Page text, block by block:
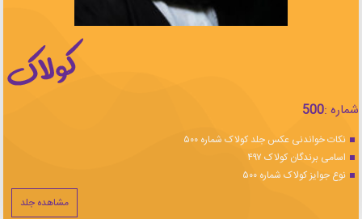
شماره :500
نکات خواندنی عکس جلد کولاک شماره ۵۰۰
اسامی برندگان کولاک ۴۹۷
نوع جوایز کولاک شماره ۵۰۰
مشاهده جلد